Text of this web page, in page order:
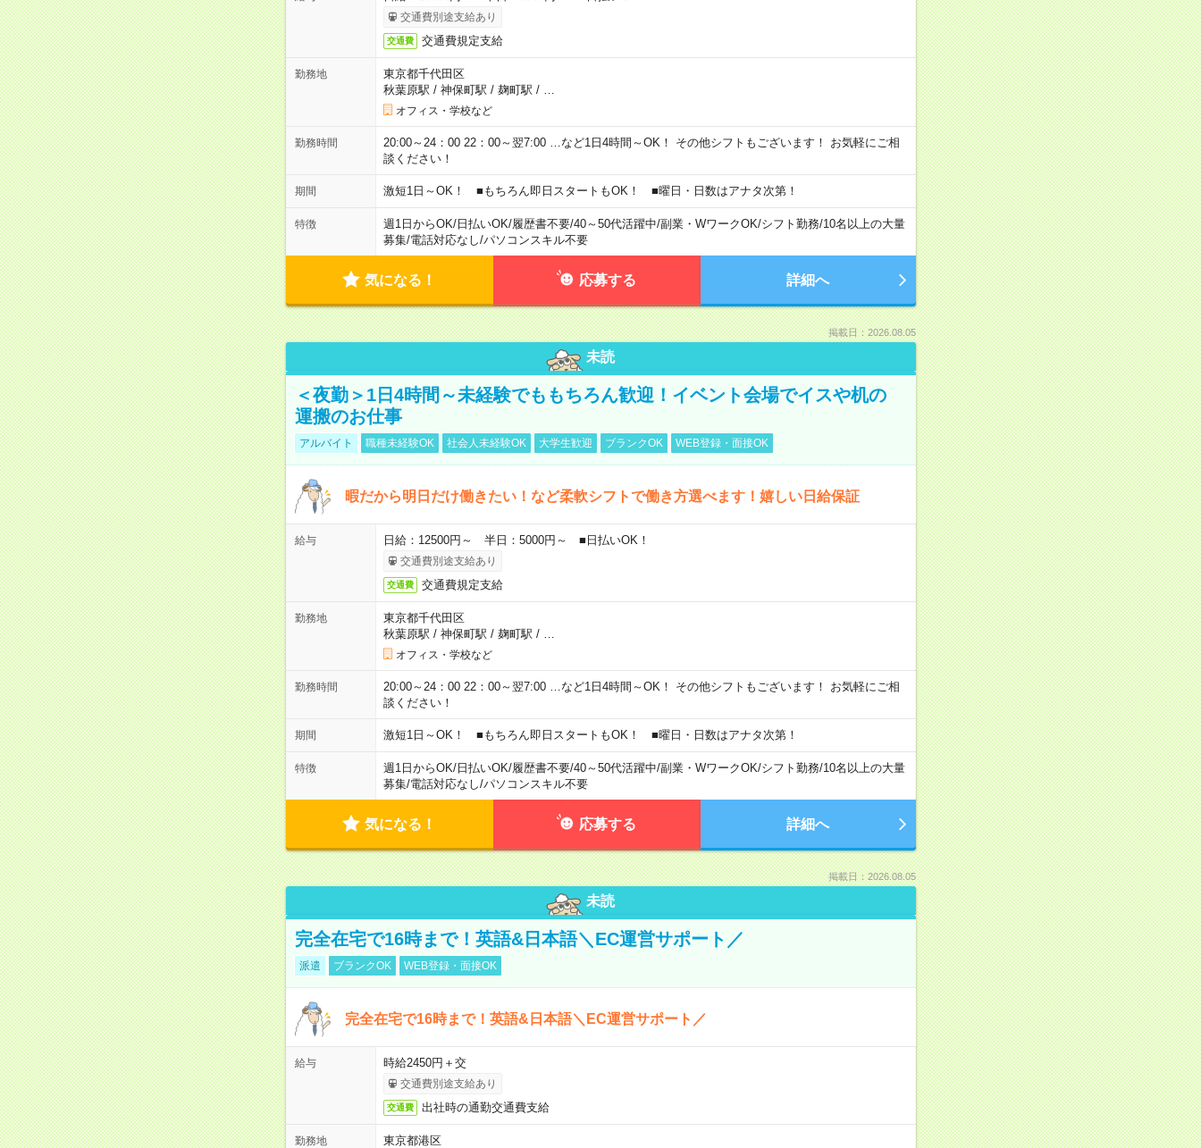
交通費別途支給あり
交通費 交通費規定支給
勤務地
東京都千代田区
秋葉原駅 / 神保町駅 / 麹町駅 /
オフィス・学校など
勤務時間
20:00～24：00 22：00～翌7:00 …など1日4時間～OK！ その他シフトもございます！ お気軽にご相
談ください！
期間 激短1日～OK！ ■もちろん即日スタートもOK！ ■曜日・日数はアナタ次第！
特徴 週1日からOK/日払いOK/履歴書不要/40～50代活躍中/副業・WワークOK/シフト勤務/10名以上の大量
募集/電話対応なし/パソコンスキル不要
気になる！ 応募する 詳細へ
掲載日：2026.08.05
未読
＜夜勤＞1日4時間～未経験でももちろん歓迎！イベント会場でイスや机の
運搬のお仕事
アルバイト 職種未経験OK 社会人未経験OK 大学生歓迎 ブランクOK WEB登録・面接OK
暇だから明日だけ働きたい！など柔軟シフトで働き方選べます！嬉しい日給保証
給与 日給：12500円～ 半日：5000円～ ■日払いOK！
交通費別途支給あり
交通費 交通費規定支給
勤務地
東京都千代田区
秋葉原駅 / 神保町駅 / 麹町駅 /
オフィス・学校など
勤務時間
20:00～24：00 22：00～翌7:00 …など1日4時間～OK！ その他シフトもございます！ お気軽にご相
談ください！
期間 激短1日～OK！ ■もちろん即日スタートもOK！ ■曜日・日数はアナタ次第！
特徴 週1日からOK/日払いOK/履歴書不要/40～50代活躍中/副業・WワークOK/シフト勤務/10名以上の大量
募集/電話対応なし/パソコンスキル不要
気になる！ 応募する 詳細へ
掲載日：2026.08.05
未読
完全在宅で16時まで！英語&日本語＼EC運営サポート／
派遣 ブランクOK WEB登録・面接OK
完全在宅で16時まで！英語&日本語＼EC運営サポート／
給与 時給2450円＋交
交通費別途支給あり
交通費 出社時の通勤交通費支給
勤務地 東京都港区